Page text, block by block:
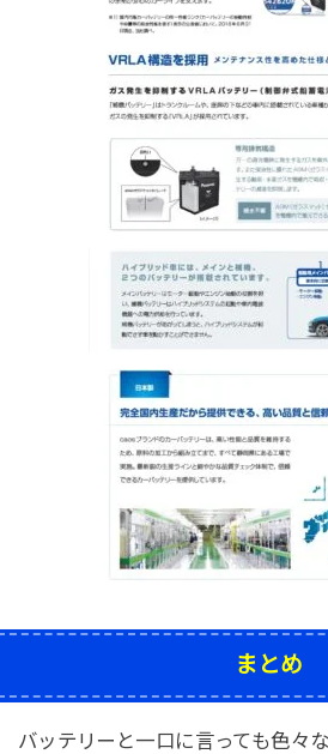
まとめ
バッテリーと一口に言っても色々